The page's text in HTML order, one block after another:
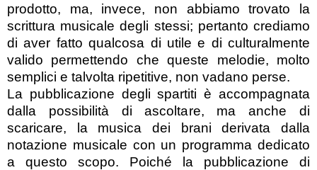
prodotto, ma, invece, non abbiamo trovato la
scrittura musicale degli stessi; pertanto crediamo
di aver fatto qualcosa di utile e di culturalmente
valido permettendo che queste melodie, molto
semplici e talvolta ripetitive, non vadano perse.
La pubblicazione degli spartiti è accompagnata
dalla possibilità di ascoltare, ma anche di
scaricare, la musica dei brani derivata dalla
notazione musicale con un programma dedicato
a questo scopo. Poiché la pubblicazione di